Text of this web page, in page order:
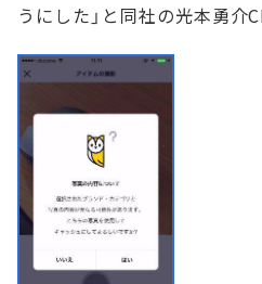
うにした」と同社の光本勇介